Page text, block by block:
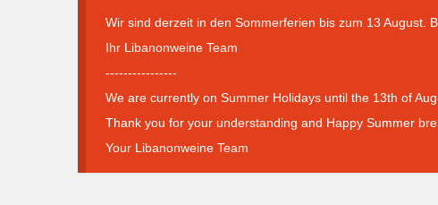
Wir sind derzeit in den Sommerferien bis zum 13 August.
Ihr Libanonweine Team
----------------
We are currently on Summer Holidays until the 13th of
Thank you for your understanding and Happy Summer
Your Libanonweine Team